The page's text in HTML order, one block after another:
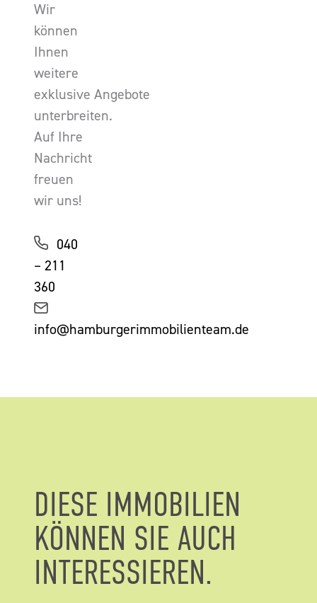
Wir
können
Ihnen
weitere
exklusive Angebote
unterbreiten.
Auf Ihre
Nachricht
freuen
wir uns!
040
– 211
360
info@hamburgerimmobilienteam.de
DIESE IMMOBILIEN
KÖNNEN SIE AUCH
INTERESSIEREN.